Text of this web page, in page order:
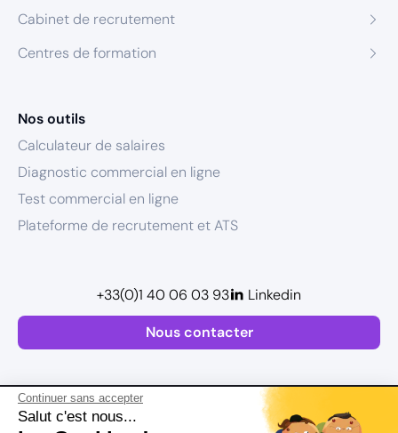
Continuer sans accepter
Salut c'est nous...
Cabinet de recrutement
Centres de formation
Nos outils
Calculateur de salaires
Diagnostic commercial en ligne
Test commercial en ligne
Plateforme de recrutement et ATS
Nous contacter
+33(0)1 40 06 03 93 Linkedin